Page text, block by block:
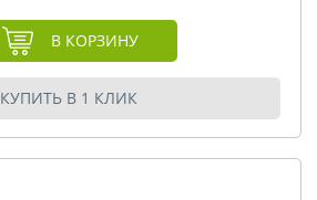
В КОРЗИНУ
КУПИТЬ В 1 КЛИК